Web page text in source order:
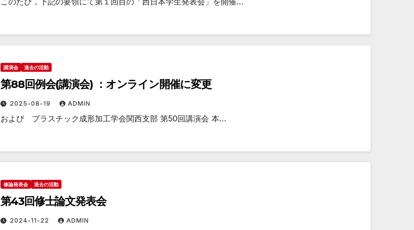
講演会 過去の活動
第88回例会(講演会) ：オンライン開催に変更
2025-08-19 ADMIN
および プラスチック成形加工学会関西支部 第50回講演会 本…
修論発表会 過去の活動
第43回修士論文発表会
2024-11-22 ADMIN